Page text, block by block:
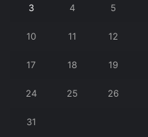
3 4 5
10 11 12
17 18 19
24 25 26
31